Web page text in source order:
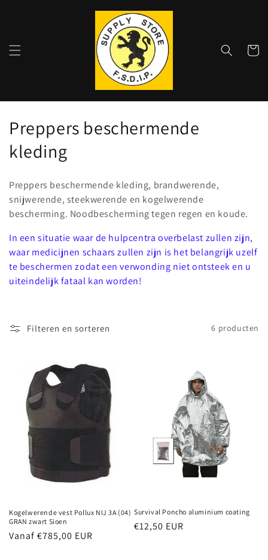
C
o
l
e
c
t
i
:
Preppers beschermende
kleding
Preppers beschermende kleding, brandwerende,
snijwerende, steekwerende en kogelwerende
bescherming. Noodbescherming tegen regen en koude.
In een situatie waar de hulpcentra overbelast zullen zijn,
waar medicijnen schaars zullen zijn is het belangrijk uzelf
te beschermen zodat een verwonding niet ontsteek en u
uiteindelijk fataal kan worden!
Filteren en sorteren 6 producten
Kogelwerende vest Pollux NIJ 3A (04)
GRAN zwart Sioen
Normale
Vanaf €785,00 EUR
Survival Poncho aluminium coating
Normale
€12,50 EUR